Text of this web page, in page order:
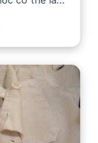
viết…